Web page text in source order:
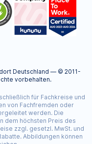
Deutschland — © 2011-
vorbehalten.
für Fachkreise und
von Fachfremden oder
werden. Die
dem höchsten Preis des
zzgl. gesetzl. MwSt. und
Abbildungen können